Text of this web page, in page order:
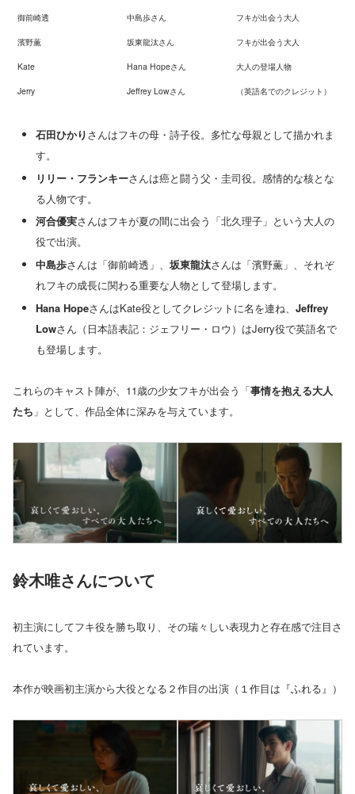
御前崎透 中島歩さん フキが出会う大人
濱野薫 坂東龍汰さん フキが出会う大人
Kate Hana Hopeさん 大人の登場人物
Jerry Jeffrey Lowさん （英語名でのクレジット）
石田ひかりさんはフキの母・詩子役。多忙な母親として描かれま
す。
リリー・フランキーさんは癌と闘う父・圭司役。感情的な核とな
る人物です。
河合優実さんはフキが夏の間に出会う「北久理子」という大人の
役で出演。
中島歩さんは「御前崎透」、 坂東龍汰さんは「濱野薫」、それぞ
れフキの成長に関わる重要な人物として登場します。
Hana HopeさんはKate役としてクレジットに名を連ね、 Jeffrey
Lowさん（日本語表記：ジェフリー・ロウ）はJerry役で英語名で
も登場します。
これらのキャスト陣が、11歳の少女フキが出会う「事情を抱える大人
たち 」として、作品全体に深みを与えています。
鈴木唯さんについて
初主演にしてフキ役を勝ち取り、その瑞々しい表現力と存在感で注目さ
れています。
本作が映画初主演から大役となる２作目の出演（１作目は『ふれる』）